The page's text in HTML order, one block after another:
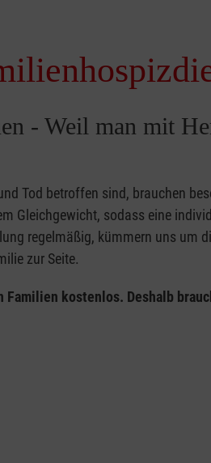
- Weil man mit
Tod betroffen sind, brauchen
Gleichgewicht, sodass eine
regelmäßig, kümmern uns um
zur Seite.
kostenlos. Deshalb